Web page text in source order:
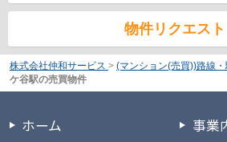
物件リクエスト
株式会社仲和サービス > (マンション(売買))路線
ケ谷駅の売買物件
ホーム
事業